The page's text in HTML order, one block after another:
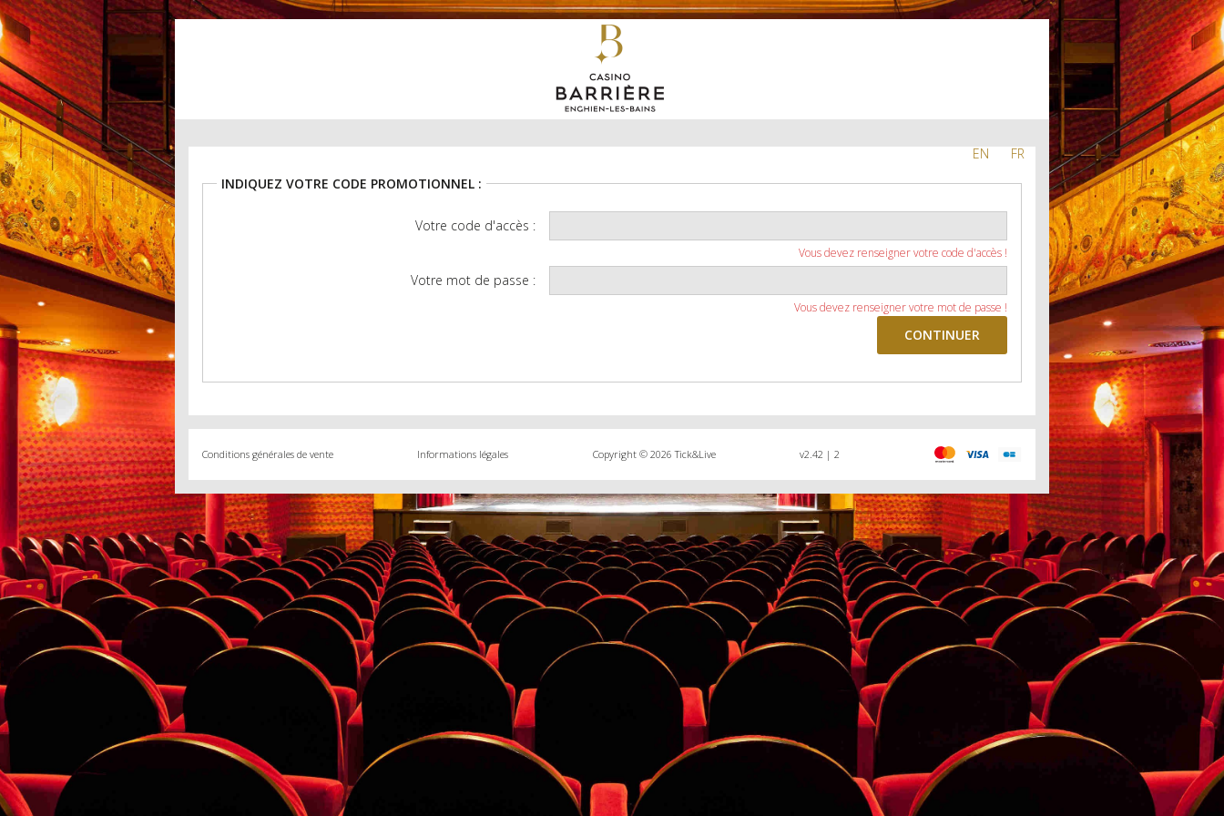
FR
EN
INDIQUEZ VOTRE CODE PROMOTIONNEL :
Votre code d'accès :
Vous devez renseigner votre code d'accès !
Votre mot de passe :
Vous devez renseigner votre mot de passe !
Conditions générales de vente Informations légales Copyright © 2026 Tick&Live v2.42 | 2